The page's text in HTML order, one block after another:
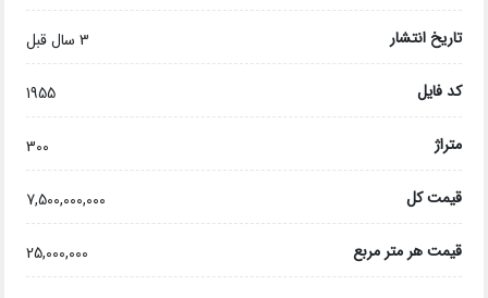
تاریخ انتشار 3 سال قبل
کد فایل 1955
متراژ 300
قیمت کل 7,500,000,000
قیمت هر متر مربع 25,000,000